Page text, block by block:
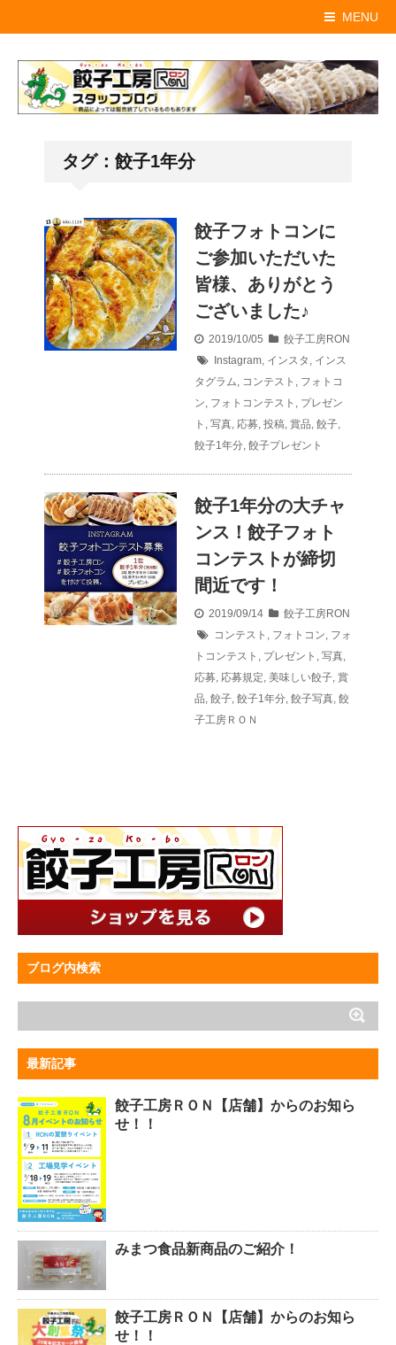
MENU
タグ：餃子1年分
餃子フォトコンに
ご参加いただいた
皆様、ありがとう
ございました♪
2019/10/05
餃子工房RON
Instagram インスタ
インス
タグラム
コンテスト
フォトコ
ン フォトコンテスト
プレゼン
ト
写真 応募 投稿 賞品 餃子
餃子1年分 餃子プレゼント
餃子1年分の大チャ
ンス！餃子フォト
コンテストが締切
間近です！
2019/09/14
餃子工房RON
コンテスト
フォトコン フォ
トコンテスト
プレゼント 写真
応募 応募規定 美味しい餃子 賞
品 餃子 餃子1年分 餃子写真 餃
子工房ＲＯＮ
ブログ内検索
最新記事
餃子工房ＲＯＮ【店舗】からのお知ら
せ！！
みまつ食品新商品のご紹介！
餃子工房ＲＯＮ【店舗】からのお知ら
せ！！